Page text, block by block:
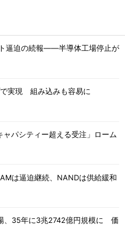
逼迫の続報――半導体工場停止が
実現 組み込みも容易に
ャパシティー超える受注」ローム
は逼迫継続、NANDは供給緩和
、35年に3兆2742億円規模に 価